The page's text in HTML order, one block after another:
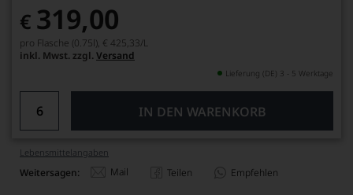
€ 319,00
pro Flasche (0.75l), € 425,33/L
inkl. Mwst. zzgl. Versand
Lieferung (DE) 3 - 5 Werktage
IN DEN WARENKORB
Lebensmittel­angaben
Weitersagen: Mail Teilen Empfehlen